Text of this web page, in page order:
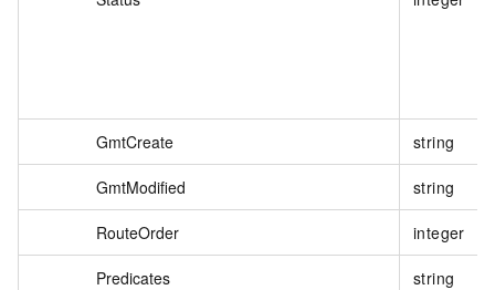
GmtCreate string
GmtModified string
RouteOrder integer
Predicates string